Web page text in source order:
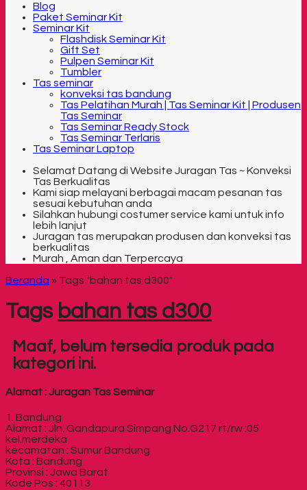
Blog
Paket Seminar Kit
Seminar Kit
Flashdisk Seminar Kit
Gift Set
Pulpen Seminar Kit
Tumbler
Tas seminar
konveksi tas bandung
Tas Pelatihan Murah | Tas Seminar Kit | Produsen
Tas Seminar
Tas Seminar Ready Stock
Tas Seminar Terlaris
Tas Seminar Laptop
Selamat Datang di Website Juragan Tas ~ Konveksi
Tas Berkualitas
Kami siap melayani berbagai macam pesanan tas
sesuai kebutuhan anda
Silahkan hubungi costumer service kami untuk info
lebih lanjut
Juragan tas merupakan produsen dan konveksi tas
berkualitas
Murah , Aman dan Terpercaya
Beranda » Tags "bahan tas d300"
Tags bahan tas d300
Maaf, belum tersedia produk pada
kategori ini.
Alamat : Juragan Tas Seminar
1. Bandung
Alamat : Jln. Gandapura Simpang No.G217 rt/rw :05
kel.merdeka
kecamatan : Sumur Bandung
Kota : Bandung
Provinsi : Jawa Barat
Kode Pos : 40113